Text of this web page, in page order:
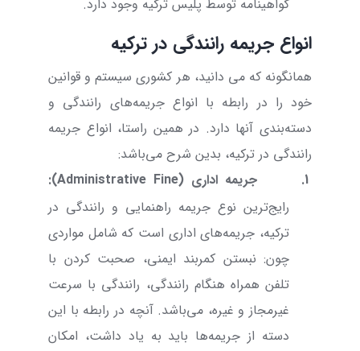
گواهینامه توسط پلیس ترکیه وجود دارد.
انواع جریمه رانندگی در ترکیه
همانگونه که می دانید، هر کشوری سیستم و قوانین
خود را در رابطه با انواع جریمه‌های رانندگی و
دسته‌بندی آنها دارد. در همین راستا، انواع جریمه
رانندگی در ترکیه، بدین شرح می‌باشد:
1.
جریمه اداری (Administrative Fine
):
رایج‌ترین نوع جریمه راهنمایی و رانندگی در
ترکیه، جریمه‌های اداری است که شامل مواردی
چون: نبستن کمربند ایمنی، صحبت کردن با
تلفن همراه هنگام رانندگی، رانندگی با سرعت
غیرمجاز و غیره، می‌باشد. آنچه در رابطه با این
دسته از جریمه‌ها باید به یاد داشت، امکان